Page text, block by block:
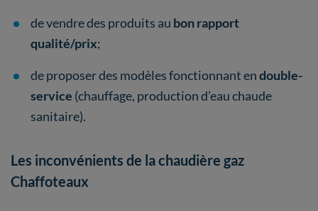
de vendre des produits au bon rapport
qualité/prix;
de proposer des modèles fonctionnant endouble-
service (chauffage, production d’eau chaude
sanitaire).
Les inconvénients de la chaudière gaz
Chaffoteaux